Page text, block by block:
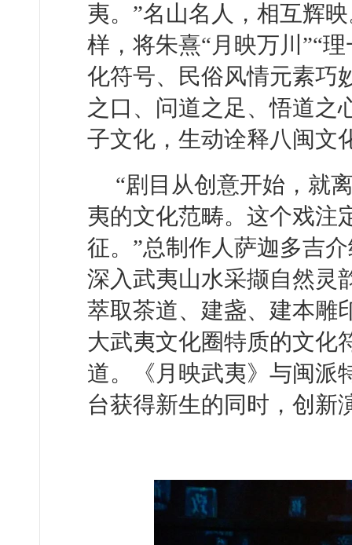
夷。”名山名人，相互辉
样，将朱熹“月映万川”“
化符号、民俗风情元素巧
之口、问道之足、悟道之
子文化，生动诠释八闽文
“剧目从创意开始，就
夷的文化范畴。这个戏注
征。”总制作人萨迦多吉
深入武夷山水采撷自然灵
萃取茶道、建盏、建本雕
大武夷文化圈特质的文化
道。《月映武夷》与闽派
台获得新生的同时，创新